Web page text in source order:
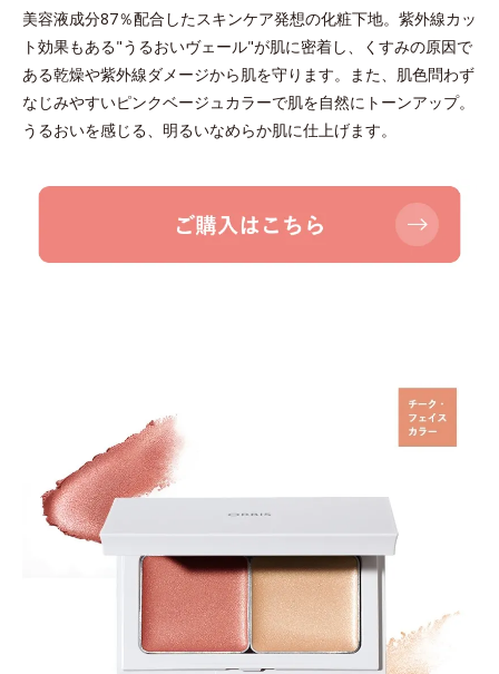
美容液成分87％配合したスキンケア発想の化粧下地。紫外線カッ
ト効果もある"うるおいヴェール"が肌に密着し、くすみの原因で
ある乾燥や紫外線ダメージから肌を守ります。また、肌色問わず
なじみやすいピンクベージュカラーで肌を自然にトーンアップ。
うるおいを感じる、明るいなめらか肌に仕上げます。